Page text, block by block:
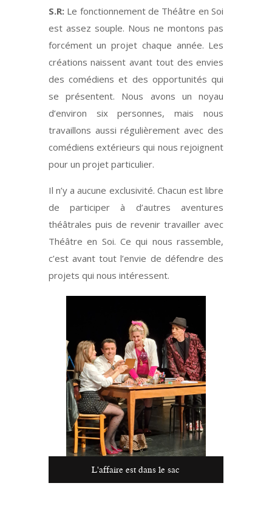
S.R:Le fonctionnement de Théâtre en Soi
est assez souple. Nous ne montons pas
forcément un projet chaque année. Les
créations naissent avant tout des envies
des comédiens et des opportunités qui
se présentent. Nous avons un noyau
d’environ six personnes, mais nous
travaillons aussi régulièrement avec des
comédiens extérieurs qui nous rejoignent
pour un projet particulier.
Il n’y a aucune exclusivité. Chacun est libre
de participer à d’autres aventures
théâtrales puis de revenir travailler avec
Théâtre en Soi. Ce qui nous rassemble,
c’est avant tout l’envie de défendre des
projets qui nous intéressent.
L'affaire est dans le sac